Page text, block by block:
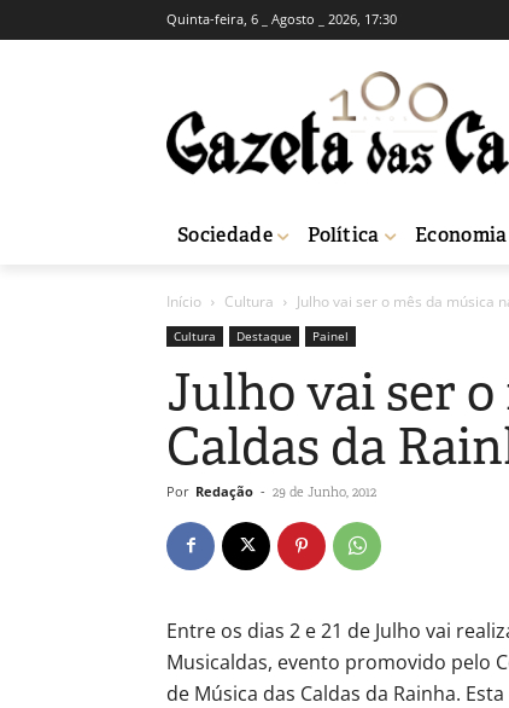
Quinta-feira, 6 _ Agosto _ 2026, 17:30
Sociedade Política Economia
Início Cultura Julho vai ser o mês da música
Cultura Destaque Painel
Julho vai ser o
Caldas da
Por Redação - 29 de Junho, 2012
Entre os dias 2 e 21 de Julho vai
Musicaldas, evento promovido pelo
de Música das Caldas da Rainha. Esta